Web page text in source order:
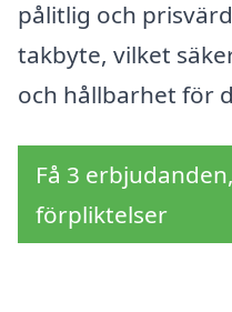
pålitlig och
takbyte, vilket
och hållbarhet för
Få 3
förpliktelser